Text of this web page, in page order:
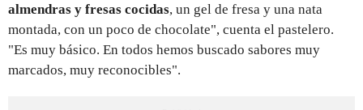
almendras y fresas cocidas, un gel de fresa y una nata
montada, con un poco de chocolate", cuenta el pastelero.
"Es muy básico. En todos hemos buscado sabores muy
marcados, muy reconocibles".